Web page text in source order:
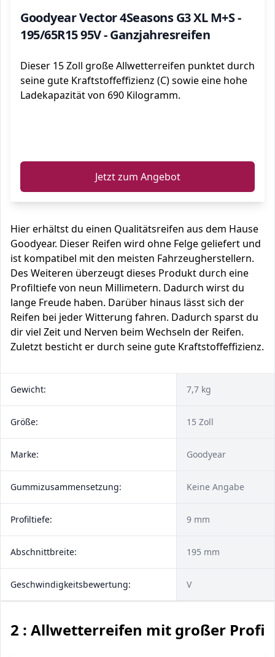
Goodyear Vector 4Seasons G3 XL M+S -
195/65R15 95V - Ganzjahresreifen
Dieser 15 Zoll große Allwetterreifen punktet durch
seine gute Kraftstoffeffizienz (C) sowie eine hohe
Ladekapazität von 690 Kilogramm.
Jetzt zum Angebot
Hier erhältst du einen Qualitätsreifen aus dem Hause
Goodyear. Dieser Reifen wird ohne Felge geliefert und
ist kompatibel mit den meisten Fahrzeugherstellern.
Des Weiteren überzeugt dieses Produkt durch eine
Profiltiefe von neun Millimetern. Dadurch wirst du
lange Freude haben. Darüber hinaus lässt sich der
Reifen bei jeder Witterung fahren. Dadurch sparst du
dir viel Zeit und Nerven beim Wechseln der Reifen.
Zuletzt besticht er durch seine gute Kraftstoffeffizienz.
Gewicht: 7,7 kg
Größe: 15 Zoll
Marke: Goodyear
Gummizusammensetzung: Keine Angabe
Profiltiefe: 9 mm
Abschnittbreite: 195 mm
Geschwindigkeitsbewertung: V
2 : Allwetterreifen mit großer